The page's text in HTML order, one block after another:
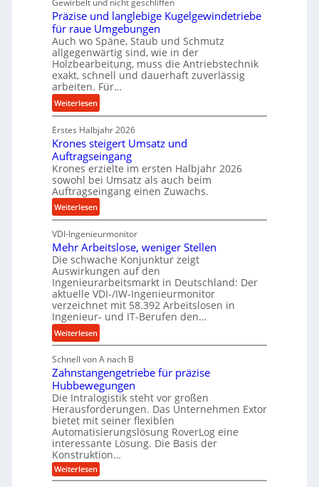
e
i
m
D
r
ü
c
k
p
r
o
z
e
s
s
u
g
e
l
g
e
w
i
n
e
t
r
i
e
b
u
n
d
H
y
d
r
a
u
l
i
m
V
e
r
g
l
e
Gewirbelt und nicht geschliffen
Präzise und langlebige Kugelgewindetriebe
für raue Umgebungen
Auch wo Späne, Staub und Schmutz
allgegenwärtig sind, wie in der
Holzbearbeitung, muss die Antriebstechnik
exakt, schnell und dauerhaft zuverlässig
arbeiten. Für…
Weiterlesen:
P
r
ä
z
i
s
e
u
n
d
l
a
n
g
l
e
b
i
g
e
K
u
g
e
l
g
e
w
Erstes Halbjahr 2026
Krones steigert Umsatz und
Auftragseingang
Krones erzielte im ersten Halbjahr 2026
sowohl bei Umsatz als auch beim
Auftragseingang einen Zuwachs.
Weiterlesen:
K
r
o
n
e
s
s
t
e
i
g
e
r
t
U
m
s
a
t
z
VDI-Ingenieurmonitor
Mehr Arbeitslose, weniger Stellen
Die schwache Konjunktur zeigt
Auswirkungen auf den
Ingenieurarbeitsmarkt in Deutschland: Der
aktuelle VDI-/IW-Ingenieurmonitor
verzeichnet mit 58.392 Arbeitslosen in
Ingenieur- und IT-Berufen den…
Weiterlesen:
M
e
h
r
A
r
b
e
i
t
s
Schnell von A nach B
Zahnstangengetriebe für präzise
Hubbewegungen
Die Intralogistik steht vor großen
Herausforderungen. Das Unternehmen Extor
bietet mit seiner flexiblen
Automatisierungslösung RoverLog eine
interessante Lösung. Die Basis der
Konstruktion…
Weiterlesen:
Z